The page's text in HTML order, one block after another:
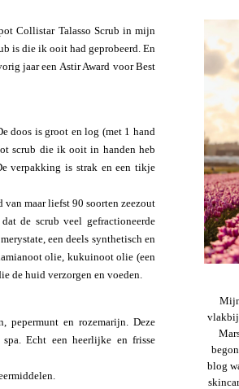
Collistar Talasso Scrub in mijn
is die ik ooit had geprobeerd. En
jaar een Astir Award voor Best
doos is groot en log (met 1 hand
scrub die ik ooit in handen heb
verpakking is strak en een tikje
van maar liefst 90 soorten zeezout
de scrub veel gefractioneerde
een deels synthetisch en
olie, kukuinoot olie (een
de huid verzorgen en voeden.
pepermunt en rozemarijn. Deze
Echt een heerlijke en frisse
vlakbij
blog